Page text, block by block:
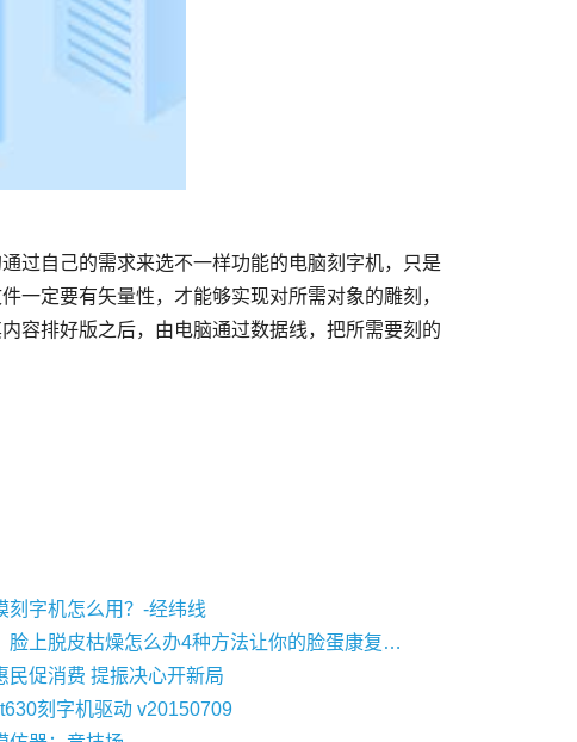
一定要有矢量性，才能够实现对所需对象的雕刻，
容排好版之后，由电脑通过数据线，把所需要刻的
刻字机怎么用？-经纬线
【图】脸上脱皮枯燥怎么办4种方法让你的脸蛋康复水嫩而有光泽
民促消费 提振决心开新局
刻字机驱动 v20150709